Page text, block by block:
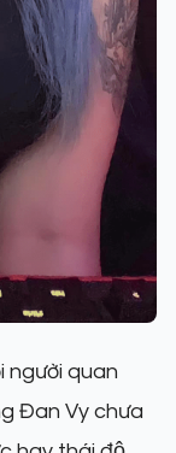
người quan
Đan Vy chưa